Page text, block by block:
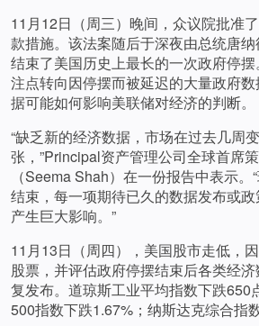
11月12日（周三）晚间，众议院批准
款措施。该法案随后于深夜由总统唐
结束了美国历史上最长的一次政府停
注点转向因停摆而被延迟的大量政府
据可能如何影响美联储对经济的判断。
“缺乏新的经济数据，市场在过去几周
张，”Principal资产管理公司全球首席
（Seema Shah）在一份报告中表示
结束，每一项期待已久的数据发布或
产生巨大影响。”
11月13日（周四），美国股市走低，
股票，并评估政府停摆结束后各类经
复发布。道琼斯工业平均指数下跌650
500指数下跌1.67%；纳斯达克综合指